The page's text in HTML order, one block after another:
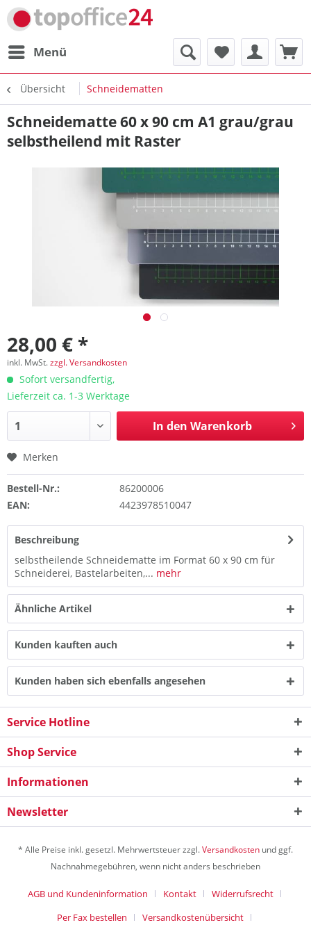
Menü
Übersicht Schneidematten
Schneidematte 60 x 90 cm A1 grau/grau
selbstheilend mit Raster
28,00 € *
inkl. MwSt.zzgl. Versandkosten
Sofort versandfertig,
Lieferzeit ca. 1-3 Werktage
In den Warenkorb
Merken
Bestell-Nr.:
86200006
EAN:
4423978510047
Beschreibung
selbstheilende Schneidematte im Format 60 x 90 cm für
Schneiderei, Bastelarbeiten,... mehr
Ähnliche Artikel
Kunden kauften auch
Kunden haben sich ebenfalls angesehen
Service Hotline
Shop Service
Informationen
Newsletter
* Alle Preise inkl. gesetzl. Mehrwertsteuer zzgl.Versandkosten und ggf.
Nachnahmegebühren, wenn nicht anders beschrieben
AGB und Kundeninformation Kontakt
Widerrufsrecht
Per Fax bestellen
Versandkostenübersicht